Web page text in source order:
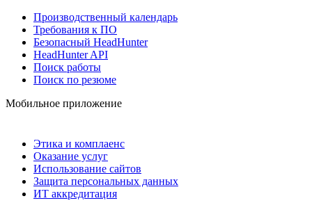
Производственный календарь
Требования к ПО
Безопасный HeadHunter
HeadHunter API
Поиск работы
Поиск по резюме
Мобильное приложение
Этика и комплаенс
Оказание услуг
Использование сайтов
Защита персональных данных
ИТ аккредитация